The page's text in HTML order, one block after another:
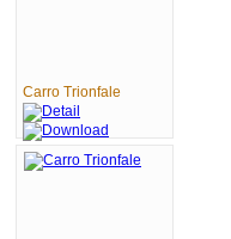
Carro Trionfale